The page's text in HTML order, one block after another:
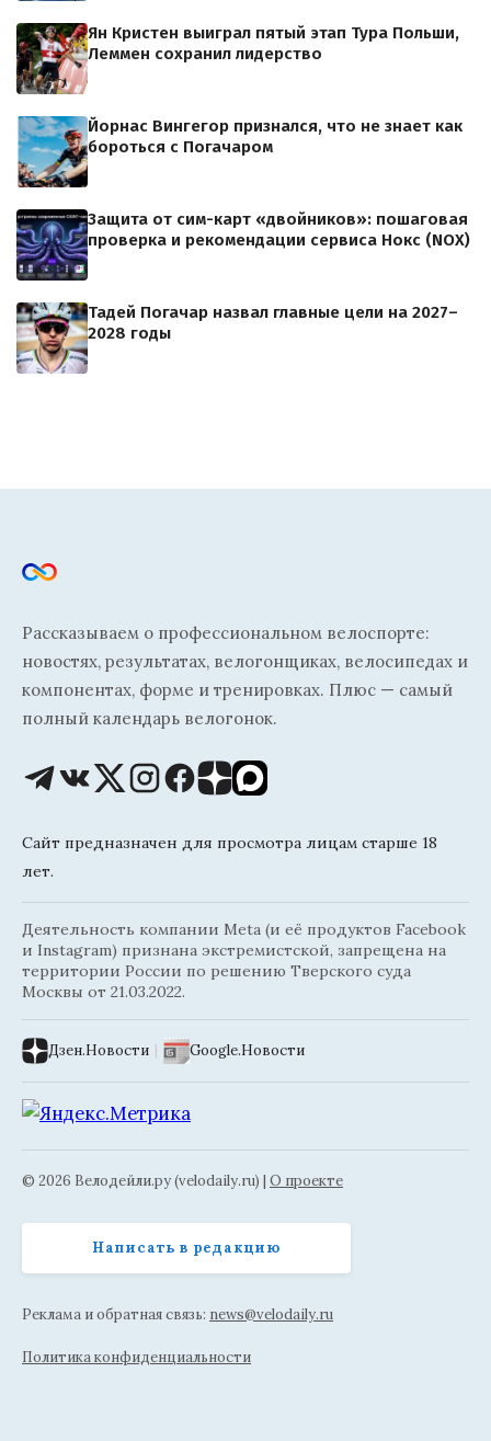
Ян Кристен выиграл пятый этап Тура Польши,
Леммен сохранил лидерство
Йорнас Вингегор признался, что не знает как
бороться с Погачаром
Защита от сим-карт «двойников»: пошаговая
проверка и рекомендации сервиса Нокс (NOX)
Тадей Погачар назвал главные цели на 2027–
2028 годы
Рассказываем о профессиональном велоспорте:
новостях, результатах, велогонщиках, велосипедах и
компонентах, форме и тренировках. Плюс — самый
полный календарь велогонок.
Сайт предназначен для просмотра лицам старше 18
лет.
Деятельность компании Meta (и её продуктов Facebook
и Instagram) признана экстремистской, запрещена на
территории России по решению Тверского суда
Москвы от 21.03.2022.
Дзен.Новости | Google.Новости
© 2026 Велодейли.ру (velodaily.ru) | О проекте
Написать в редакцию
Реклама и обратная связь: news@velodaily.ru
Политика конфиденциальности